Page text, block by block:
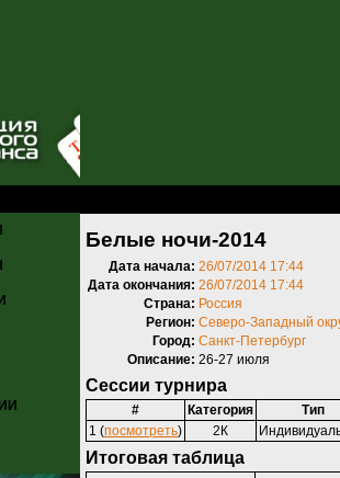
Белые ночи-2014
Дата начала: 26/07/2014 17:44
Дата окончания: 26/07/2014 17:44
Страна: Россия
Регион: Северо-Западный
Город: Санкт-Петербург
Описание: 26-27 июля
Сессии турнира
# Категория
Тип
1 (посмотреть) 2К
Итоговая таблица